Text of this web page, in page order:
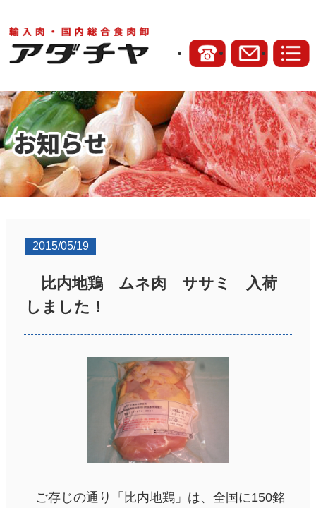
2015/05/19
比内地鶏 ムネ肉 ササミ 入荷
しました！
ご存じの通り「比内地鶏」は、全国に150銘